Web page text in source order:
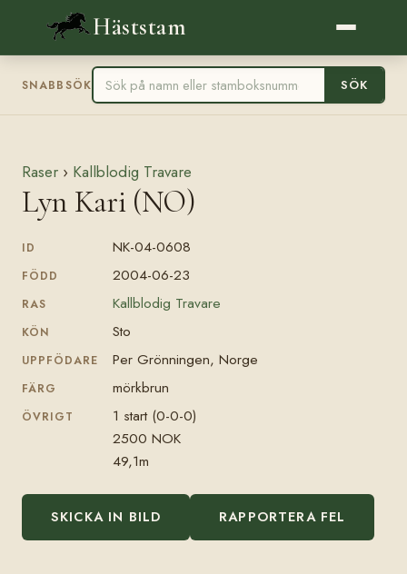
Häststam
SNABBSÖK SÖK
Raser › Kallblodig Travare
Lyn Kari (NO)
ID NK-04-0608
FÖDD 2004-06-23
RAS Kallblodig Travare
KÖN Sto
UPPFÖDARE Per Grönningen, Norge
FÄRG mörkbrun
ÖVRIGT
1 start (0-0-0)
2500 NOK
49,1m
SKICKA IN BILD RAPPORTERA FEL